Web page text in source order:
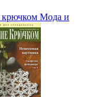
крючком Мода и